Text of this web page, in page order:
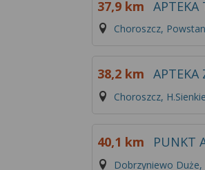
37,9 km APTEKA
Choroszcz,
38,2 km APTEKA
Choroszcz,
40,1 km PUNKT
Dobrzyniewo Duże,